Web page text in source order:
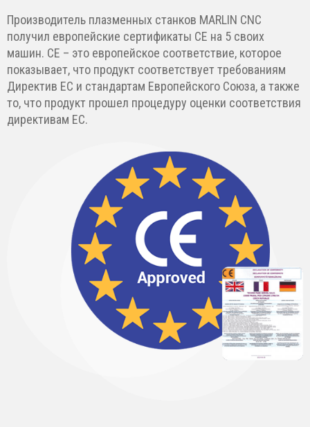
Производитель плазменных станков MARLIN CNC
получил европейские сертификаты CE на 5 своих
машин. CE – это европейское соответствие, которое
показывает, что продукт соответствует требованиям
Директив ЕС и стандартам Европейского Союза, а также
то, что продукт прошел процедуру оценки соответствия
директивам ЕС.